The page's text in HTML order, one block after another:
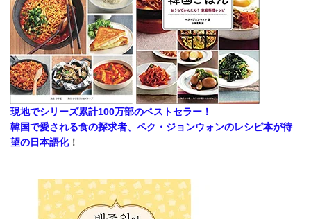
現地でシリーズ累計100万部のベストセラー！
韓国で愛される食の探求者、ペク・ジョンウォンのレシピ本が待
望の日本語化！